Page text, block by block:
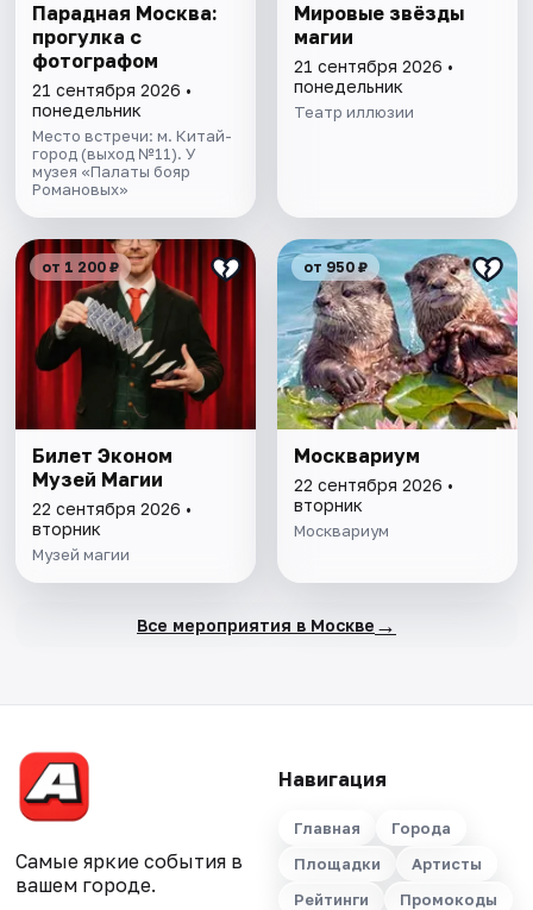
Парадная Москва:
прогулка с
фотографом
21 сентября 2026 •
понедельник
Место встречи: м. Китай-
город (выход №11). У
музея «Палаты бояр
Романовых»
Мировые звёзды
магии
21 сентября 2026 •
понедельник
Театр иллюзии
от 1 200 ₽
Билет Эконом
Музей Магии
22 сентября 2026 •
вторник
Музей магии
от 950 ₽
Москвариум
22 сентября 2026 •
вторник
Москвариум
Все мероприятия в Москве →
Самые яркие события в
вашем городе.
Навигация
Главная
Города
Площадки
Артисты
Рейтинги
Промокоды